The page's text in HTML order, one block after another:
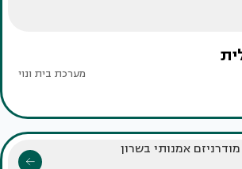
מערכת בית ונוי